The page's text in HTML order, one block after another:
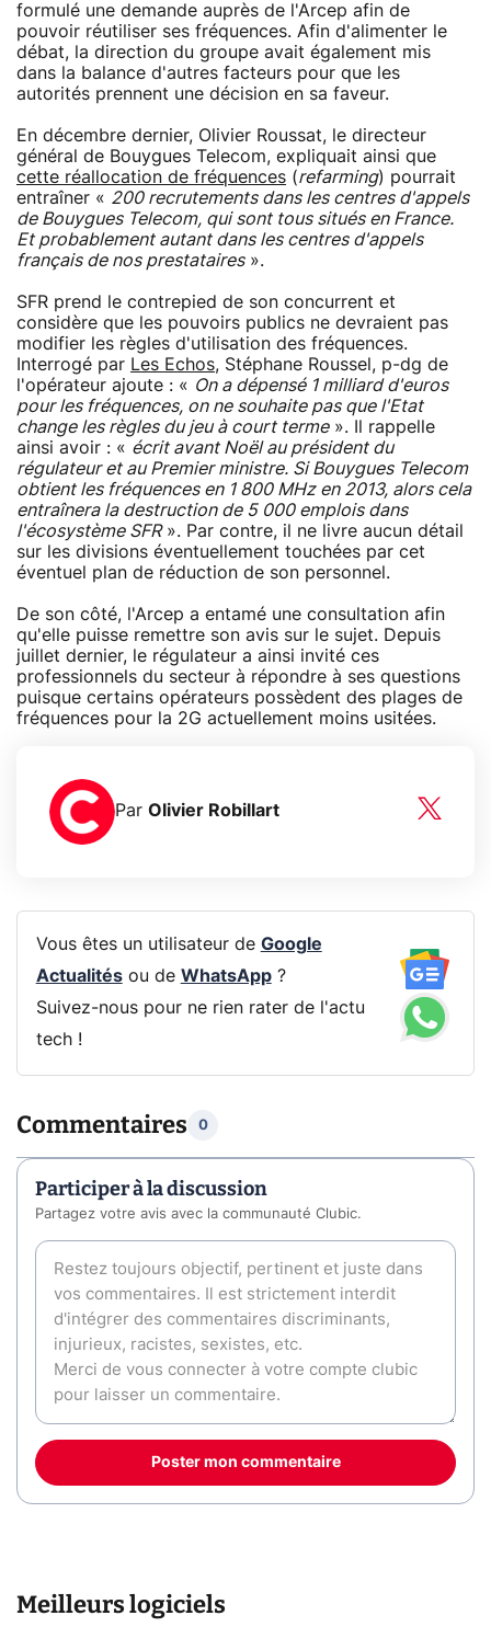
formulé une demande auprès de l'Arcep afin de
pouvoir réutiliser ses fréquences. Afin d'alimenter le
débat, la direction du groupe avait également mis
dans la balance d'autres facteurs pour que les
autorités prennent une décision en sa faveur.
En décembre dernier, Olivier Roussat, le directeur
général de Bouygues Telecom, expliquait ainsi que
cette réallocation de fréquences (refarming) pourrait
entraîner « 200 recrutements dans les centres d'appels
de Bouygues Telecom, qui sont tous situés en France.
Et probablement autant dans les centres d'appels
français de nos prestataires».
SFR prend le contrepied de son concurrent et
considère que les pouvoirs publics ne devraient pas
modifier les règles d'utilisation des fréquences.
Interrogé par Les Echos, Stéphane Roussel, p-dg de
l'opérateur ajoute : « On a dépensé 1 milliard d'euros
pour les fréquences, on ne souhaite pas que l'Etat
change les règles du jeu à court terme». Il rappelle
ainsi avoir : « écrit avant Noël au président du
régulateur et au Premier ministre. Si Bouygues Telecom
obtient les fréquences en 1 800 MHz en 2013, alors cela
entraînera la destruction de 5 000 emplois dans
l'écosystème SFR». Par contre, il ne livre aucun détail
sur les divisions éventuellement touchées par cet
éventuel plan de réduction de son personnel.
De son côté, l'Arcep a entamé une consultation afin
qu'elle puisse remettre son avis sur le sujet. Depuis
juillet dernier, le régulateur a ainsi invité ces
professionnels du secteur à répondre à ses questions
puisque certains opérateurs possèdent des plages de
fréquences pour la 2G actuellement moins usitées.
Par Olivier Robillart
Vous êtes un utilisateur de Google
Actualitésou de WhatsApp?
Suivez-nous pour ne rien rater de l'actu
tech !
Commentaires 0
Participer à la discussion
Partagez votre avis avec la communauté Clubic.
Poster mon commentaire
Meilleurs logiciels